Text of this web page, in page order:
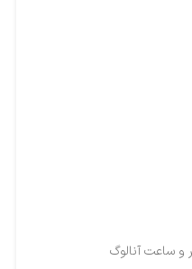
و ساعت آنالوگ